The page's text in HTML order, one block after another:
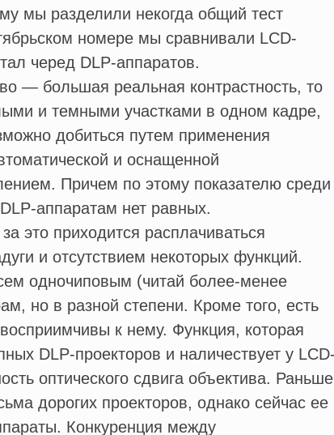
мы разделили некогда общий тест
номере мы сравнивали LCD-
черед DLP-аппаратов.
— большая реальная контрастность, то
и темными участками в одном кадре,
добиться путем применения
и оснащенной
Причем по этому показателю среди
аппаратам нет равных.
это приходится расплачиваться
и отсутствием некоторых функций.
одночиповым (читай более-менее
но в разной степени. Кроме того, есть
к нему. Функция, которая
DLP-проекторов и наличествует у
оптического сдвига объектива. Раньше
дорогих проекторов, однако сейчас ее
Конкуренция между